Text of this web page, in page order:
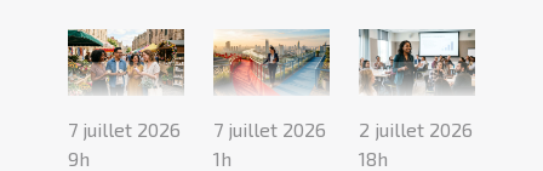
7 juillet 2026
9h
7 juillet 2026
1h
2 juillet 2026
18h